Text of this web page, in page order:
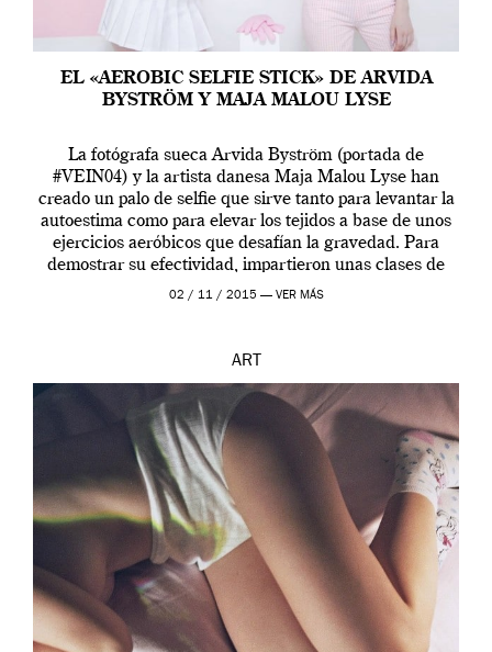
EL «AEROBIC SELFIE STICK» DE ARVIDA
BYSTRÖM Y MAJA MALOU LYSE
La fotógrafa sueca Arvida Byström (portada de
#VEIN04) y la artista danesa Maja Malou Lyse han
creado un palo de selfie que sirve tanto para levantar la
autoestima como para elevar los tejidos a base de unos
ejercicios aeróbicos que desafían la gravedad. Para
demostrar su efectividad, impartieron unas clases de
prueba en el Tate […]
02 / 11 / 2015 — VER MÁS
ART